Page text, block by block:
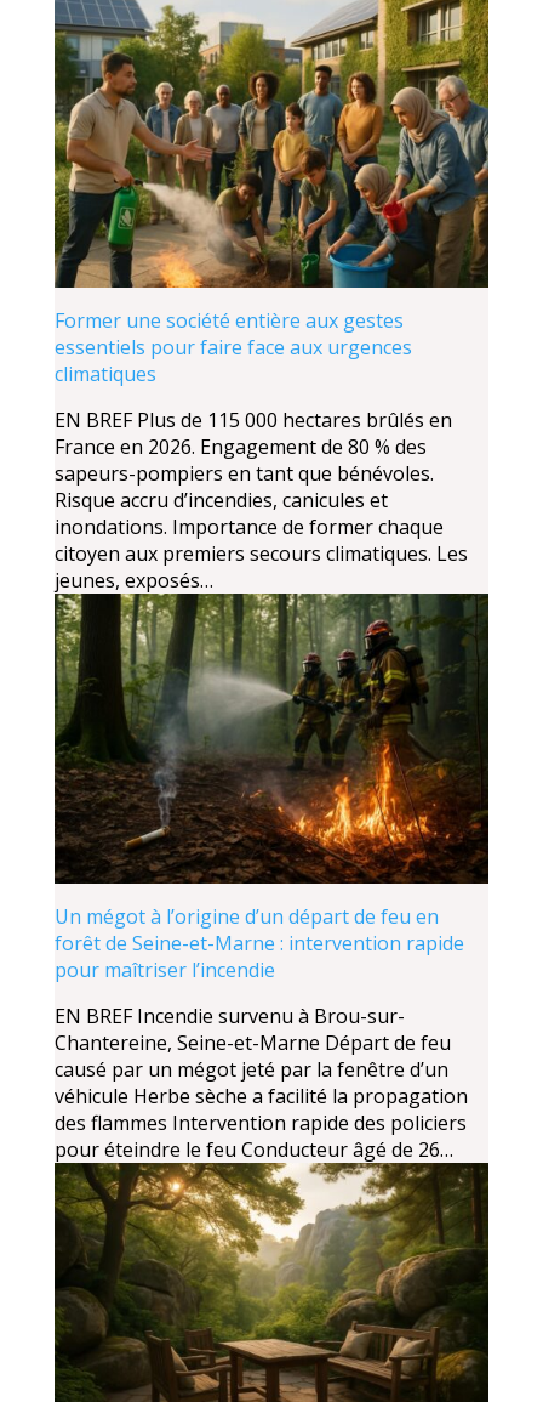
Former une société entière aux gestes
essentiels pour faire face aux urgences
climatiques
EN BREF Plus de 115 000 hectares brûlés en
France en 2026. Engagement de 80 % des
sapeurs-pompiers en tant que bénévoles.
Risque accru d’incendies, canicules et
inondations. Importance de former chaque
citoyen aux premiers secours climatiques. Les
jeunes, exposés…
Un mégot à l’origine d’un départ de feu en
forêt de Seine-et-Marne : intervention rapide
pour maîtriser l’incendie
EN BREF Incendie survenu à Brou-sur-
Chantereine, Seine-et-Marne Départ de feu
causé par un mégot jeté par la fenêtre d’un
véhicule Herbe sèche a facilité la propagation
des flammes Intervention rapide des policiers
pour éteindre le feu Conducteur âgé de 26…